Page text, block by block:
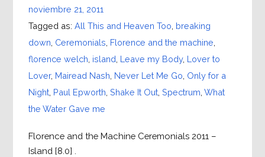
noviembre 21, 2011
Tagged as: All This and Heaven Too breaking
down Ceremonials Florence and the machine
florence welch island Leave my Body, Lover to
Lover, Mairead Nash Never Let Me Go Only for a
Night, Paul Epworth Shake It Out, Spectrum What
the Water Gave me
Florence and the Machine Ceremonials 2011 –
Island [8.0] .